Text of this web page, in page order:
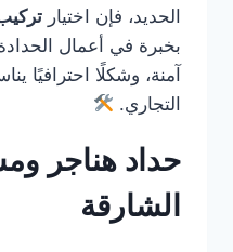
الحديد، فإن اختيار
بخبرة في أعمال
آمنة، وشكلًا احترافيًا
التجاري.
حداد هناجر
الشارقة